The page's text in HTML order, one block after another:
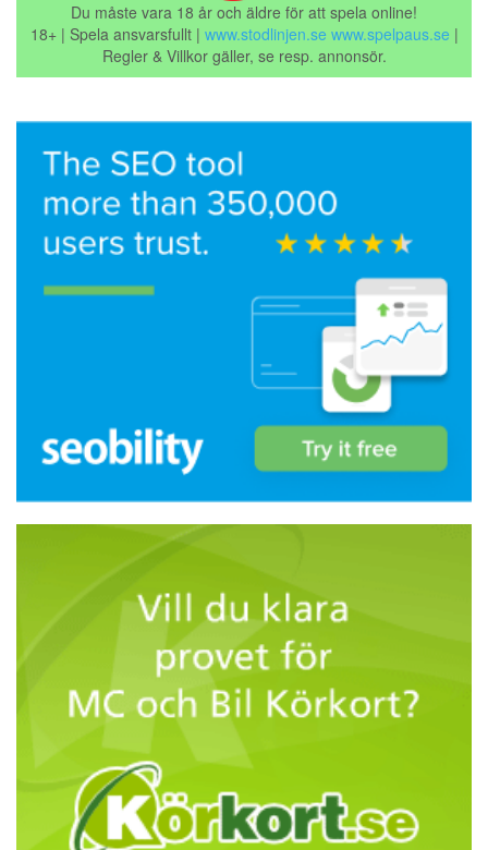
Du måste vara 18 år och äldre för att spela online!
18+ | Spela ansvarsfullt | www.stodlinjen.se www.spelpaus.se |
Regler & Villkor gäller, se resp. annonsör.